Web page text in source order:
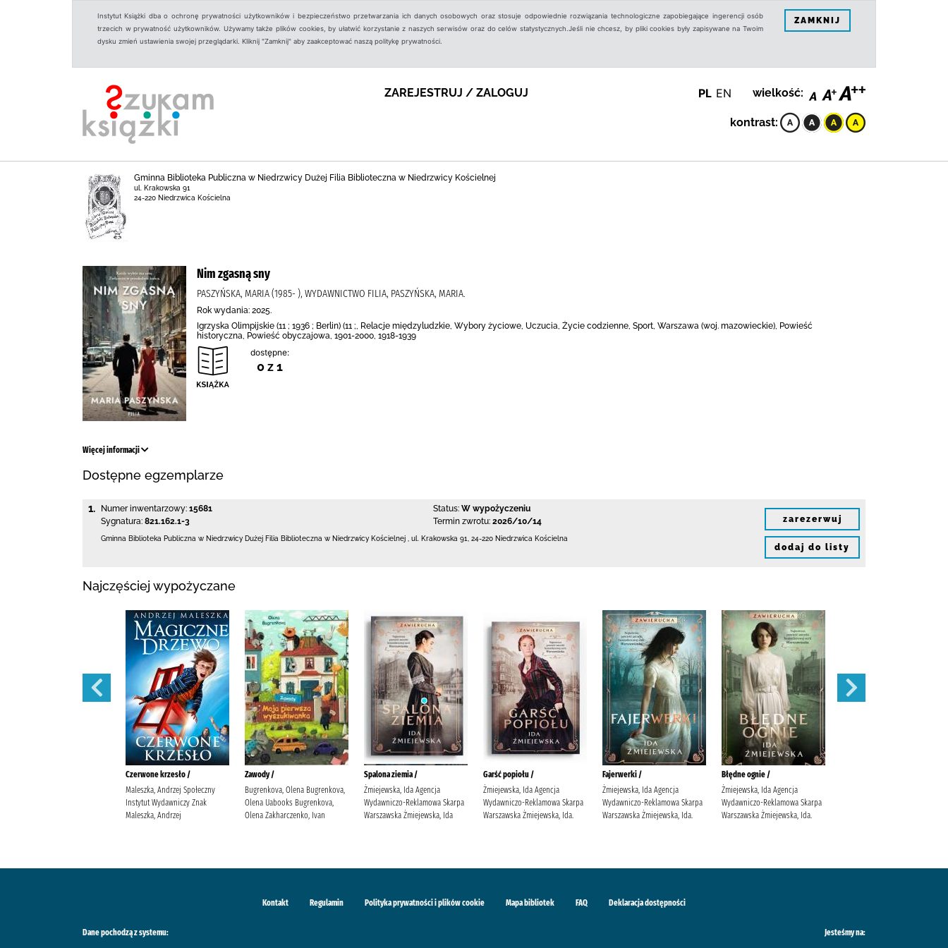
Instytut Książki dba o ochronę prywatności użytkowników i bezpieczeństwo przetwarzania ich danych osobowych oraz stosuje odpowiednie rozwiązania technologiczne zapobiegające ingerencji osób
trzecich w prywatność użytkowników. Używamy także plików cookies, by ułatwić korzystanie z naszych serwisów oraz do celów statystycznych.Jeśli nie chcesz, by pliki cookies były zapisywane na Twoim
dysku zmień ustawienia swojej przeglądarki. Kliknij "Zamknij" aby zaakceptować naszą politykę prywatności.
ZAMKNIJ
ZAREJESTRUJ / ZALOGUJ PL EN wielkość:
kontrast:
Gminna Biblioteka Publiczna w Niedrzwicy Dużej Filia Biblioteczna w Niedrzwicy Kościelnej
ul. Krakowska 91
24-220 Niedrzwica Kościelna
Nim zgasną sny
PASZYŃSKA, MARIA (1985- ), WYDAWNICTWO FILIA, PASZYŃSKA, MARIA.
Rok wydania: 2025.
Igrzyska Olimpijskie (11 ; 1936 ; Berlin) (11 ;, Relacje międzyludzkie, Wybory życiowe, Uczucia, Życie codzienne, Sport, Warszawa (woj. mazowieckie), Powieść
historyczna, Powieść obyczajowa, 1901-2000, 1918-1939
dostępne:
0 z 1
Więcej informacji
Dostępne egzemplarze
1. Numer inwentarzowy: 15681
Sygnatura: 821.162.1-3
Status: W wypożyczeniu
Termin zwrotu: 2026/10/14
Gminna Biblioteka Publiczna w Niedrzwicy Dużej Filia Biblioteczna w Niedrzwicy Kościelnej ul. Krakowska 91 24-220 Niedrzwica Kościelna
zarezerwuj
dodaj do listy
Najczęściej wypożyczane
Czerwone krzesło /
Maleszka, Andrzej Społeczny
Instytut Wydawniczy Znak
Maleszka, Andrzej
Zawody /
Bugrenkova, Olena Bugrenkova,
Olena Uabooks Bugrenkova,
Olena Zakharczenko, Ivan
Spalona ziemia /
Żmiejewska, Ida Agencja
Wydawniczo-Reklamowa Skarpa
Warszawska Żmiejewska, Ida
Garść popiołu /
Żmiejewska, Ida Agencja
Wydawniczo-Reklamowa Skarpa
Warszawska Żmiejewska, Ida.
Fajerwerki /
Żmiejewska, Ida Agencja
Wydawniczo-Reklamowa Skarpa
Warszawska Żmiejewska, Ida.
Błędne ognie /
Żmiejewska, Ida Agencja
Wydawniczo-Reklamowa Skarpa
Warszawska Żmiejewska, Ida.
Kontakt Regulamin Polityka prywatności i plików cookie Mapa bibliotek FAQ Deklaracja dostępności
Dane pochodzą z systemu: Jesteśmy na: